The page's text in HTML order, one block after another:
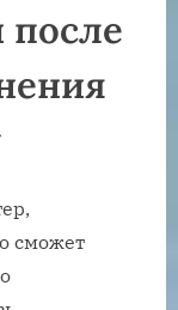
после
сможет